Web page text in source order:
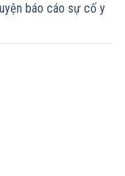
báo cáo sự cố y